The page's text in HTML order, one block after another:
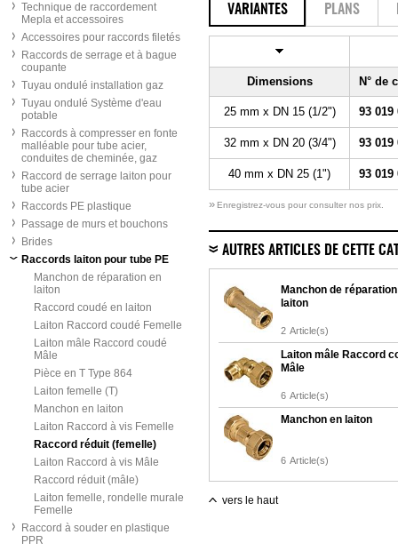
Technique de raccordement
Mepla et accessoires
Accessoires pour raccords filetés
Raccords de serrage et à bague
coupante
Tuyau ondulé installation gaz
Tuyau ondulé Système d'eau
potable
Raccords à compresser en fonte
malléable pour tube acier,
conduites de cheminée, gaz
Raccord de serrage laiton pour
tube acier
Raccords PE plastique
Passage de murs et bouchons
Brides
Raccords laiton pour tube PE
Manchon de réparation en
laiton
Raccord coudé en laiton
Laiton Raccord coudé Femelle
Laiton mâle Raccord coudé
Mâle
Pièce en T Type 864
Laiton femelle (T)
Manchon en laiton
Laiton Raccord à vis Femelle
Raccord réduit (femelle)
Laiton Raccord à vis Mâle
Raccord réduit (mâle)
Laiton femelle, rondelle murale
Femelle
Raccord à souder en plastique
PPR
VARIANTES PLANS
Dimensions N° de
25 mm x DN 15 (1/2") 93 019
32 mm x DN 20 (3/4") 93 019
40 mm x DN 25 (1") 93 019
» Enregistrez-vous pour consulter nos prix.
AUTRES ARTICLES DE CETTE
Manchon de
laiton
2 Article(s)
Laiton mâle Raccord
Mâle
6 Article(s)
Manchon en laiton
6 Article(s)
vers le haut